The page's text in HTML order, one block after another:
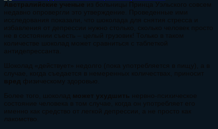
Австралийские ученые
из больницы Принца Уэльского совсем
недавно опровергли это утверждение. Проведенные ими
исследования показали, что шоколада для снятия стресса и
избавления от депрессии нужно столько, сколько человек просто
не в состоянии съесть – целый грузовик! Только в таком
количестве шоколад может сравниться с таблеткой
антидепрессанта.
Шоколад «действует» недолго (пока употребляется в пищу), а в
случае, когда съедается в немеренных количествах, приносит
вред
физическому здоровью.
Более того, шоколад
может ухудшить
нервно-психическое
состояние человека в том случае, когда он употребляет его
именно как средство от легкой депрессии, а не просто как
лакомство.